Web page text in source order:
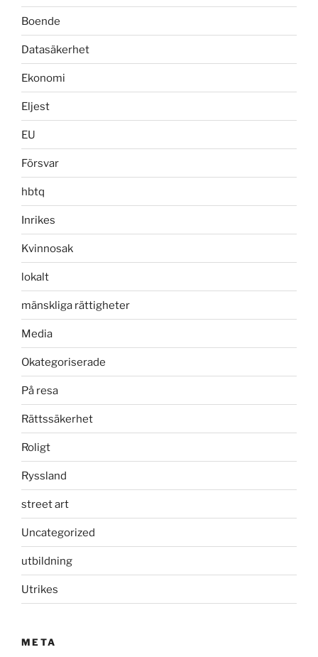
Boende
Datasäkerhet
Ekonomi
Eljest
EU
Försvar
hbtq
Inrikes
Kvinnosak
lokalt
mänskliga rättigheter
Media
Okategoriserade
På resa
Rättssäkerhet
Roligt
Ryssland
street art
Uncategorized
utbildning
Utrikes
META